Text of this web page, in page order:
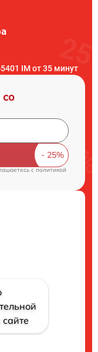
IM от 35 минут
со
cполитикой